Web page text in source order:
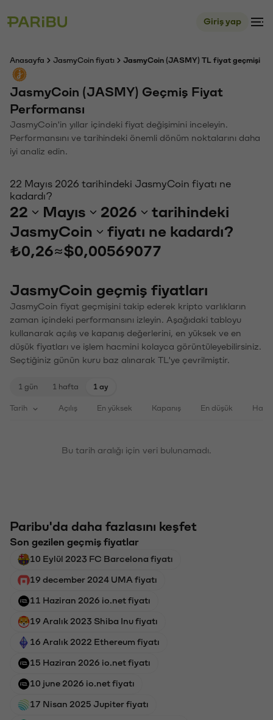
Giriş yap
Anasayfa JasmyCoin fiyatı JasmyCoin (JASMY) TL fiyat geçmişi
JasmyCoin (JASMY) Geçmiş Fiyat
Performansı
JasmyCoin'in yıllar içindeki fiyat değişimini inceleyin.
Performansını ve tarihindeki önemli dönüm noktalarını daha
iyi analiz edin.
22 Mayıs 2026 tarihindeki JasmyCoin fiyatı ne
kadardı?
22 Mayıs 2026
tarihindeki
JasmyCoin
fiyatı ne kadardı?
₺0,26≈$0,00569077
JasmyCoin geçmiş fiyatları
JasmyCoin fiyat geçmişini takip ederek kripto varlıkların
zaman içindeki performansını izleyin. Aşağıdaki tabloyu
kullanarak açılış ve kapanış değerlerini, en yüksek ve en
düşük fiyatları ve işlem hacmini kolayca görüntüleyebilirsiniz.
Seçtiğiniz günün kuru baz alınarak TL'ye çevrilmiştir.
1 gün 1 hafta 1 ay
Tarih Açılış En yüksek Kapanış En düşük
Bu tarih aralığı için veri bulunamadı.
Paribu'da daha fazlasını keşfet
Son gezilen geçmiş fiyatlar
10 Eylül 2023 FC Barcelona fiyatı
19 december 2024 UMA fiyatı
11 Haziran 2026 io.net fiyatı
19 Aralık 2023 Shiba Inu fiyatı
16 Aralık 2022 Ethereum fiyatı
15 Haziran 2026 io.net fiyatı
10 june 2026 io.net fiyatı
17 Nisan 2025 Jupiter fiyatı